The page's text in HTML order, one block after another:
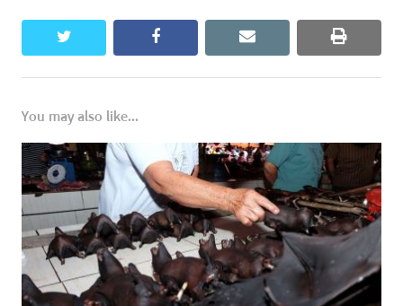
twitter facebook email print
You may also like...